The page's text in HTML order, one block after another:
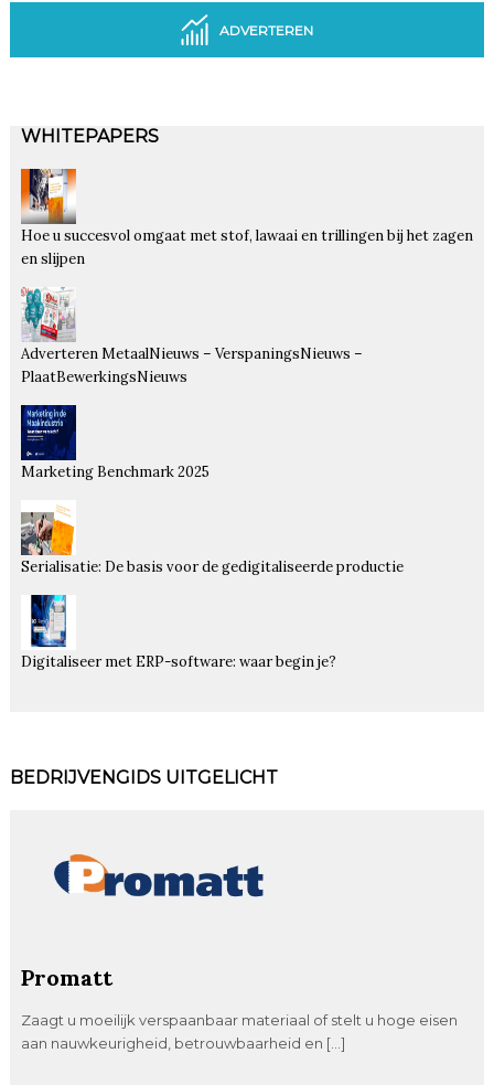
ADVERTEREN
WHITEPAPERS
Hoe u succesvol omgaat met stof, lawaai en trillingen bij het zagen
en slijpen
Adverteren MetaalNieuws – VerspaningsNieuws –
PlaatBewerkingsNieuws
Marketing Benchmark 2025
Serialisatie: De basis voor de gedigitaliseerde productie
Digitaliseer met ERP-software: waar begin je?
BEDRIJVENGIDS UITGELICHT
Promatt
Zaagt u moeilijk verspaanbaar materiaal of stelt u hoge eisen
aan nauwkeurigheid, betrouwbaarheid en […]